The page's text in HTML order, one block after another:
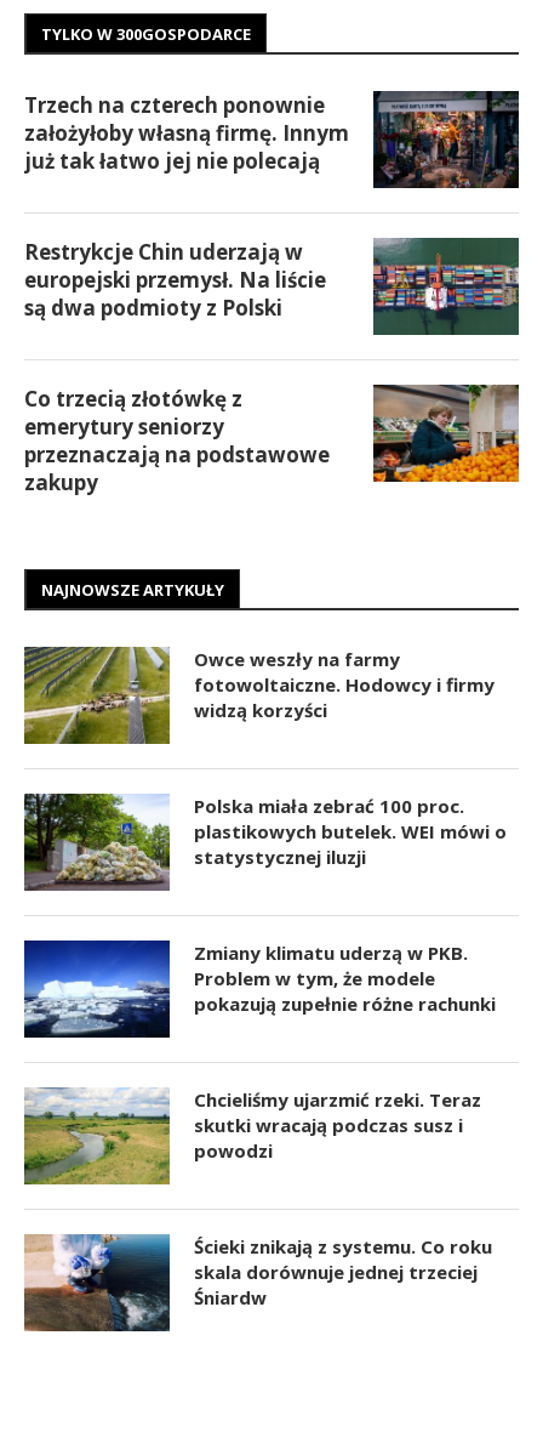
TYLKO W 300GOSPODARCE
Trzech na czterech ponownie
założyłoby własną firmę. Innym
już tak łatwo jej nie polecają
Restrykcje Chin uderzają w
europejski przemysł. Na liście
są dwa podmioty z Polski
Co trzecią złotówkę z
emerytury seniorzy
przeznaczają na podstawowe
zakupy
NAJNOWSZE ARTYKUŁY
Owce weszły na farmy
fotowoltaiczne. Hodowcy i firmy
widzą korzyści
Polska miała zebrać 100 proc.
plastikowych butelek. WEI mówi o
statystycznej iluzji
Zmiany klimatu uderzą w PKB.
Problem w tym, że modele
pokazują zupełnie różne rachunki
Chcieliśmy ujarzmić rzeki. Teraz
skutki wracają podczas susz i
powodzi
Ścieki znikają z systemu. Co roku
skala dorównuje jednej trzeciej
Śniardw